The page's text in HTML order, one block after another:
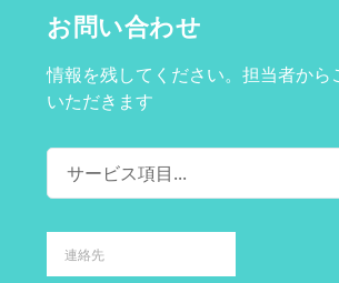
お問い合わせ
情報を残してください。担当者から
いただきます